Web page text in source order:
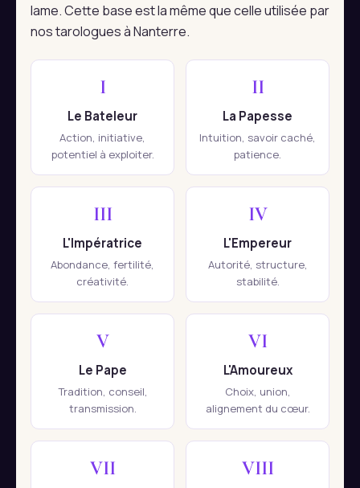
lame. Cette base est la même que celle utilisée par
nos tarologues à Nanterre.
I
Le Bateleur
Action, initiative,
potentiel à exploiter.
II
La Papesse
Intuition, savoir caché,
patience.
III
L'Impératrice
Abondance, fertilité,
créativité.
IV
L'Empereur
Autorité, structure,
stabilité.
V
Le Pape
Tradition, conseil,
transmission.
VI
L'Amoureux
Choix, union,
alignement du cœur.
VII VIII